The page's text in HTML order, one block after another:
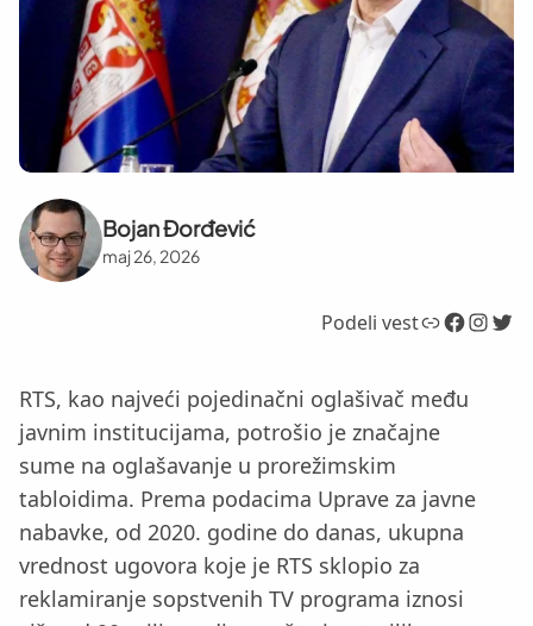
Bojan Đorđević
maj 26, 2026
Podeli vestLink Facebook InstagramTwitter
RTS, kao najveći pojedinačni oglašivač među
javnim institucijama, potrošio je značajne
sume na oglašavanje u prorežimskim
tabloidima. Prema podacima Uprave za javne
nabavke, od 2020. godine do danas, ukupna
vrednost ugovora koje je RTS sklopio za
reklamiranje sopstvenih TV programa iznosi